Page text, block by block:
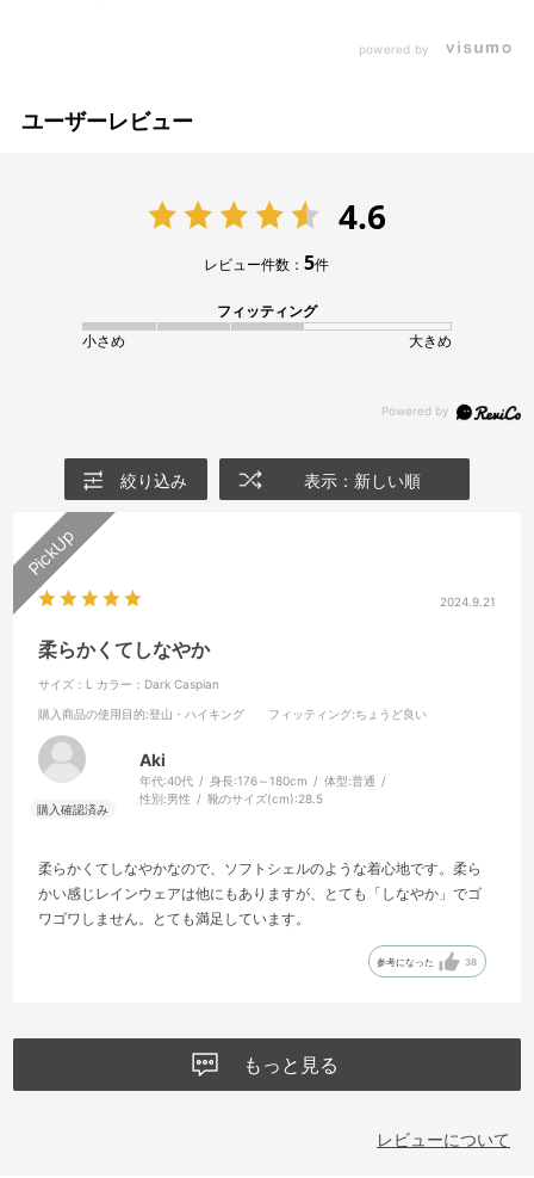
powered by
ユーザーレビュー
4.6
レビュー件数：5件
フィッティング
小さめ
大きめ
絞り込み 表示：新しい順
2024.9.21
柔らかくてしなやか
サイズ：L カラー：Dark Caspian
購入商品の使用目的:登山・ハイキング フィッティング:ちょうど良い
Aki
年代:40代 身長:176～180cm 体型:普通
性別:男性 靴のサイズ(cm):28.5
柔らかくてしなやかなので、ソフトシェルのような着心地です。柔ら
かい感じレインウェアは他にもありますが、とても「しなやか」でゴ
ワゴワしません。とても満足しています。
参考になった 38
もっと見る
レビューについて